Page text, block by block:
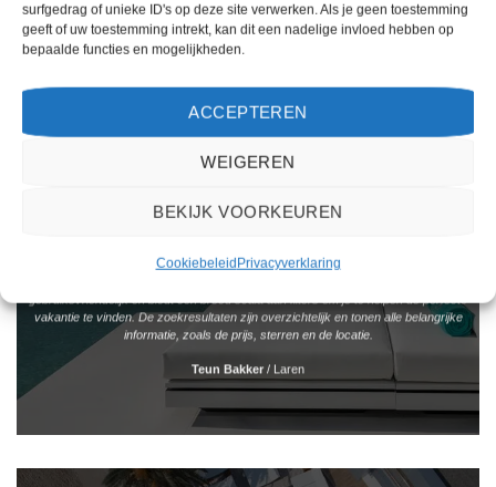
surfgedrag of unieke ID's op deze site verwerken. Als je geen toestemming
geeft of uw toestemming intrekt, kan dit een nadelige invloed hebben op
bepaalde functies en mogelijkheden.
ACCEPTEREN
WEIGEREN
BEKIJK VOORKEUREN
CookiebeleidPrivacyverklaring
gebruiksvriendelijk en biedt een breed scala aan filters om je te helpen de perfecte
vakantie te vinden. De zoekresultaten zijn overzichtelijk en tonen alle belangrijke
informatie, zoals de prijs, sterren en de locatie.
Teun Bakker / Laren